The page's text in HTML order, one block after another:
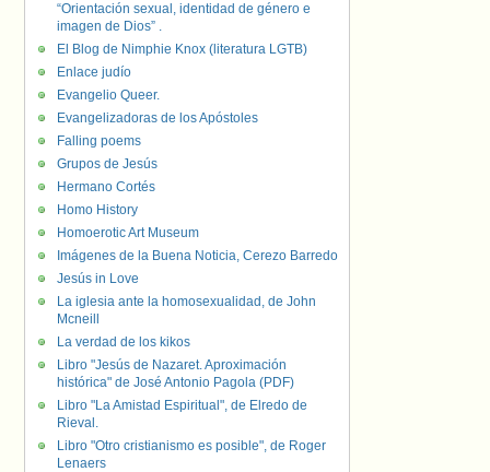
“Orientación sexual, identidad de género e
imagen de Dios” .
El Blog de Nimphie Knox (literatura LGTB)
Enlace judío
Evangelio Queer.
Evangelizadoras de los Apóstoles
Falling poems
Grupos de Jesús
Hermano Cortés
Homo History
Homoerotic Art Museum
Imágenes de la Buena Noticia, Cerezo Barredo
Jesús in Love
La iglesia ante la homosexualidad, de John
Mcneill
La verdad de los kikos
Libro "Jesús de Nazaret. Aproximación
histórica" de José Antonio Pagola (PDF)
Libro "La Amistad Espiritual", de Elredo de
Rieval.
Libro "Otro cristianismo es posible", de Roger
Lenaers